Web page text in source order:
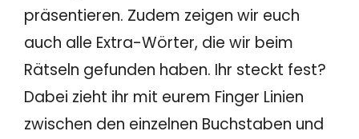
präsentieren. Zudem zeigen wir euch
auch alle Extra-Wörter, die wir beim
Rätseln gefunden haben. Ihr steckt fest?
Dabei zieht ihr mit eurem Finger Linien
zwischen den einzelnen Buchstaben und